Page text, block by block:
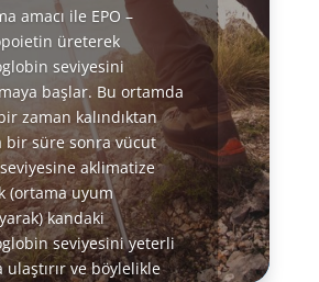
amacı ile EPO –
üreterek
seviyesini
başlar. Bu ortamda
zaman kalındıktan
bir süre sonra vücut
aklimatize
(ortama uyum
kandaki
seviyesini yeterli
ulaştırır ve böylelikle